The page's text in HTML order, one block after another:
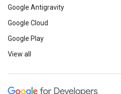
Google Antigravity
Google Cloud
Google Play
View all